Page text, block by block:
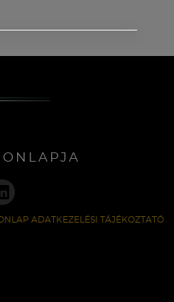
ADATKEZELÉSI TÁJÉKOZTATÓ